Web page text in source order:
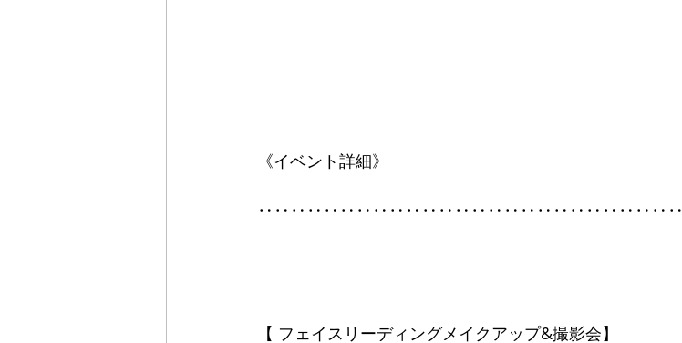
《イベント詳細》
‥‥‥‥‥‥‥‥‥‥‥‥‥‥‥‥‥‥‥‥‥‥‥‥‥‥
【 フェイスリーディングメイクアップ&撮影会】